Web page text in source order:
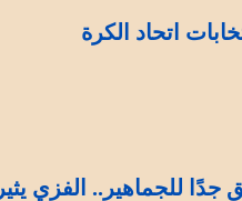
اتحاد الكرة
للجماهير.. الفزي يثير